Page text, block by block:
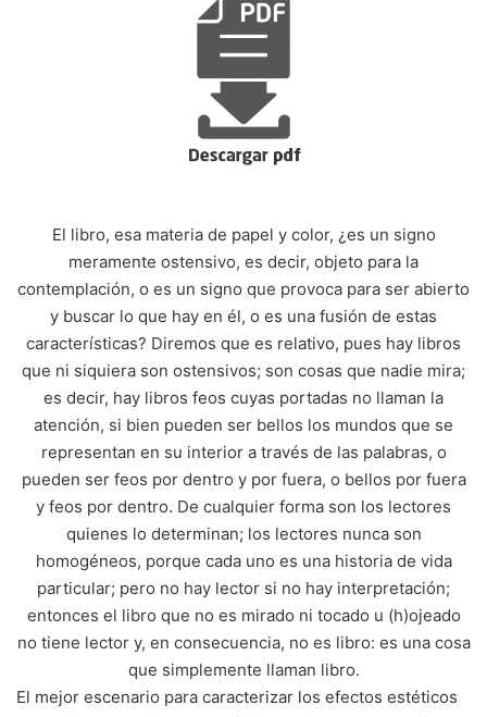
El libro, esa materia de papel y color, ¿es un signo
meramente ostensivo, es decir, objeto para la
contemplación, o es un signo que provoca para ser abierto
y buscar lo que hay en él, o es una fusión de estas
características? Diremos que es relativo, pues hay libros
que ni siquiera son ostensivos; son cosas que nadie mira;
es decir, hay libros feos cuyas portadas no llaman la
atención, si bien pueden ser bellos los mundos que se
representan en su interior a través de las palabras, o
pueden ser feos por dentro y por fuera, o bellos por fuera
y feos por dentro. De cualquier forma son los lectores
quienes lo determinan; los lectores nunca son
homogéneos, porque cada uno es una historia de vida
particular; pero no hay lector si no hay interpretación;
entonces el libro que no es mirado ni tocado u (h)ojeado
no tiene lector y, en consecuencia, no es libro: es una cosa
que simplemente llaman libro.
El mejor escenario para caracterizar los efectos estéticos